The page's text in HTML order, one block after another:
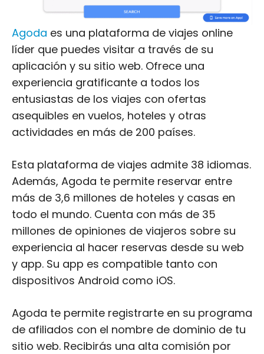
Agoda es una plataforma de viajes online
líder que puedes visitar a través de su
aplicación y su sitio web. Ofrece una
experiencia gratificante a todos los
entusiastas de los viajes con ofertas
asequibles en vuelos, hoteles y otras
actividades en más de 200 países.
Esta plataforma de viajes admite 38 idiomas.
Además, Agoda te permite reservar entre
más de 3,6 millones de hoteles y casas en
todo el mundo. Cuenta con más de 35
millones de opiniones de viajeros sobre su
experiencia al hacer reservas desde su web
y app. Su app es compatible tanto con
dispositivos Android como iOS.
Agoda te permite registrarte en su programa
de afiliados con el nombre de dominio de tu
sitio web. Recibirás una alta comisión por